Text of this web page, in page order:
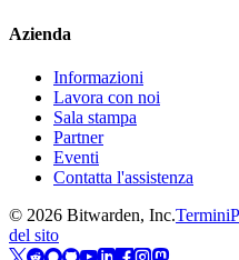
Azienda
Informazioni
Lavora con noi
Sala stampa
Partner
Eventi
Contatta l'assistenza
© 2026 Bitwarden, Inc.Termini
del sito